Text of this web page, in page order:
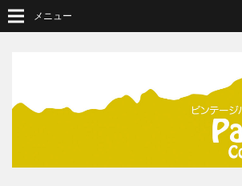
メニュー